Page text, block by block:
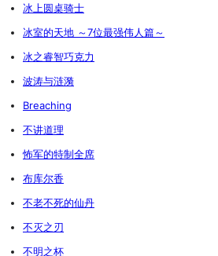
冰上圆桌骑士
冰室的天地 ～7位最强伟人篇～
冰之睿智巧克力
波涛与涟漪
Breaching
不讲道理
怖军的特制全席
布库尔香
不老不死的仙丹
不灭之刃
不明之杯